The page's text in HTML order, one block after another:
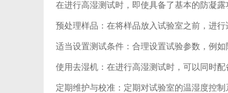
在进行高湿测试时，即使具备了基本的防凝
预处理样品：在将样品放入试验室之前，进
适当设置测试条件：合理设置试验参数，例
使用去湿机：在进行高湿测试时，可以同时
定期维护与校准：定期对试验室的温湿度控